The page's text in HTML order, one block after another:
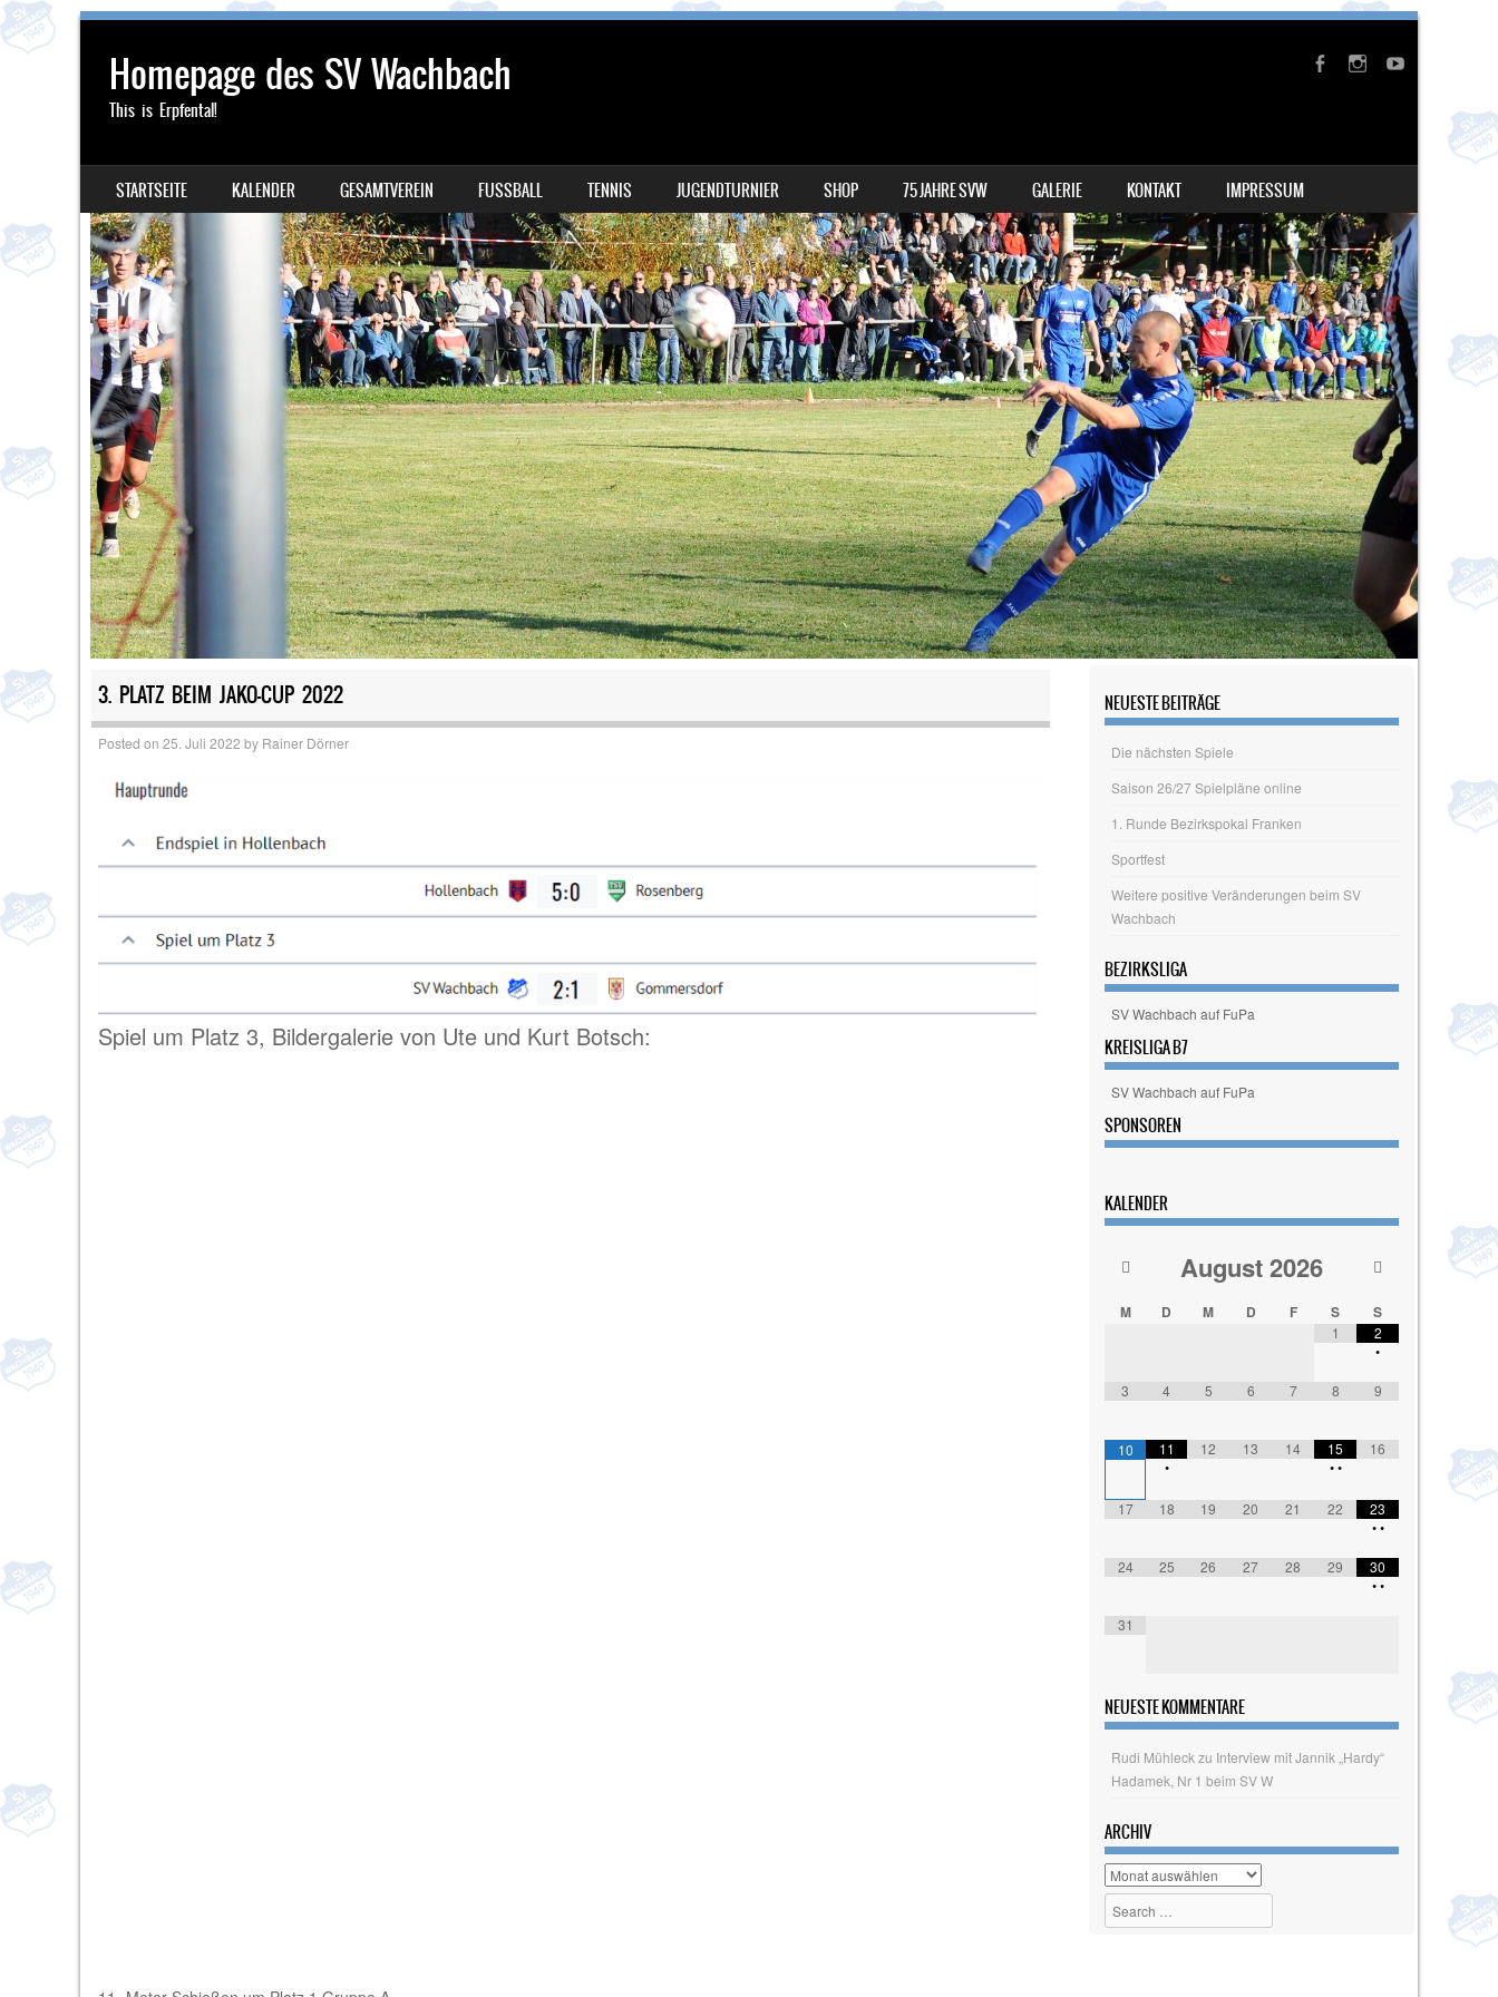
Homepage des SV Wachbach
This is Erpfental!
MENU
SKIP TO CONTENT
STARTSEITE KALENDER GESAMTVEREIN FUSSBALL TENNIS JUGENDTURNIER SHOP 75 JAHRE SVW GALERIE KONTAKT IMPRESSUM
3. PLATZ BEIM JAKO-CUP 2022
Posted on 25. Juli 2022 by Rainer Dörner
Spiel um Platz 3, Bildergalerie von Ute und Kurt Botsch:
NEUESTE BEITRÄGE
Die nächsten Spiele
Saison 26/27 Spielpläne online
1. Runde Bezirkspokal Franken
Sportfest
Weitere positive Veränderungen beim SV
Wachbach
BEZIRKSLIGA
SV Wachbach auf FuPa
KREISLIGA B7
SV Wachbach auf FuPa
SPONSOREN
KALENDER
August2026
M D M D F S S
1 2
•
3 4 5 6 7 8 9
10 11
•
12 13 14 15
••
16
17 18 19 20 21 22 23
••
24 25 26 27 28 29 30
••
31
NEUESTE KOMMENTARE
Rudi Mühleck zu Interview mit Jannik „Hardy“
Hadamek, Nr 1 beim SV W
ARCHIV
Archiv
Search